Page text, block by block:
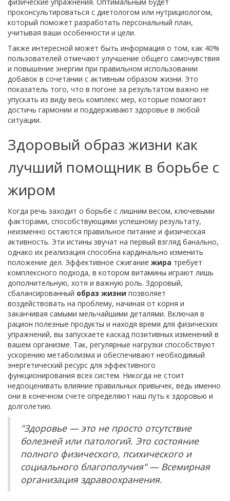
физические упражнения. Оптимальным будет
проконсультироваться с диетологом или нутрициологом,
который поможет разработать персональный план,
учитывая ваши особенности и цели.
Также интересной может быть информация о том, как 40%
пользователей отмечают улучшение общего самочувствия
и повышение энергии при правильном использовании
добавок в сочетании с активным образом жизни. Это
показатель того, что в погоне за результатом важно не
упускать из виду весь комплекс мер, которые помогают
достичь гармонии и поддерживают здоровье в любой
ситуации.
Здоровый образ жизни как
лучший помощник в борьбе с
жиром
Когда речь заходит о борьбе с лишним весом, ключевыми
факторами, способствующими успешному результату,
неизменно остаются правильное питание и физическая
активность. Эти истины звучат на первый взгляд банально,
однако их реализация способна кардинально изменить
положение дел. Эффективное сжигание жира требует
комплексного подхода, в котором витамины играют лишь
дополнительную, хотя и важную роль. Здоровый,
сбалансированный образ жизни позволяет
воздействовать на проблему, начиная от корня и
заканчивая самыми мельчайшими деталями. Включая в
рацион полезные продукты и находя время для физических
упражнений, вы запускаете каскад позитивных изменений в
вашем организме. Так, регулярные нагрузки способствуют
ускорению метаболизма и обеспечивают необходимый
энергетический ресурс для эффективного
функционирования всех систем. Никогда не стоит
недооценивать влияние правильных привычек, ведь именно
они в конечном счете определяют наш путь к здоровью и
долголетию.
"Здоровье — это не просто отсутствие
болезней или патологий. Это состояние
полного физического, психического и
социального благополучия" — Всемирная
организация здравоохранения.